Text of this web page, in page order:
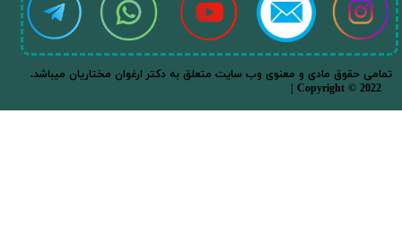
.تمامی حقوق مادی و معنوی وب سایت متعلق به دکتر ارغوان مختاریان میباشد
| Copyright © 2022